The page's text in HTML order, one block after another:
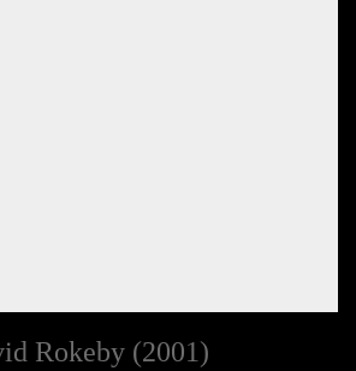
Rokeby (2001)